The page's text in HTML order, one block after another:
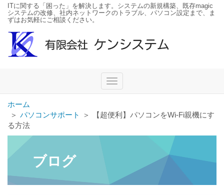
ITに関する「困った」を解決します。システムの新規構築、既存magic
システムの改修、社内ネットワークのトラブル、パソコン設定まで、ま
ずはお気軽にご相談ください。
Toggle
navigation
ホーム
＞ パソコンサポート ＞
【超便利】パソコンをWi-Fi親機にす
る方法
ブログ